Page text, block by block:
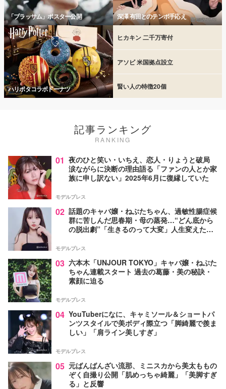
「ブラッサム」ポスター公開 深澤 有田とのテンポ手応え
ハリポタコラボドーナツ
ヒカキン 二千万寄付
アソビ 米国拠点設立
賢い人の特徴20個
記事ランキング
RANKING
01 夜のひと笑い・いちえ、恋人・りょうと破局
涙ながらに決断の理由語る「ファンの人とか家
族に申し訳ない」2025年6月に復縁していた
モデルプレス
02 話題のキャバ嬢・ねぶたちゃん、過敏性腸症候
群に苦しんだ思春期・母の蒸発…“どん底から
の脱出劇”「生きるのって大変」人生変えた言
モデルプレス
03 六本木「UNJOUR TOKYO」キャバ嬢・ねぶた
ちゃん連載スタート 過去の葛藤・美の秘訣・
素顔に迫る
モデルプレス
04 YouTuberになに、キャミソール＆ショートパ
ンツスタイルで美ボディ際立つ「脚綺麗で羨ま
しい」「肩ライン美しすぎ」
モデルプレス
05 元ばんばんざい流那、ミニスカから美太ももの
ぞく自撮り公開「肌めっちゃ綺麗」「美脚すぎ
る」と反響